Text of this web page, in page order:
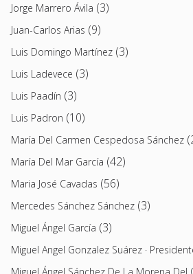
Jorge Marrero Ávila (3)
Juan-Carlos Arias (9)
Luis Domingo Martínez (3)
Luis Ladevece (3)
Luis Paadín (3)
Luis Padron (10)
María Del Carmen Cespedosa Sánchez
María Del Mar García (42)
Maria José Cavadas (56)
Mercedes Sánchez Sánchez (3)
Miguel Ángel García (3)
Miguel Angel Gonzalez Suárez ·